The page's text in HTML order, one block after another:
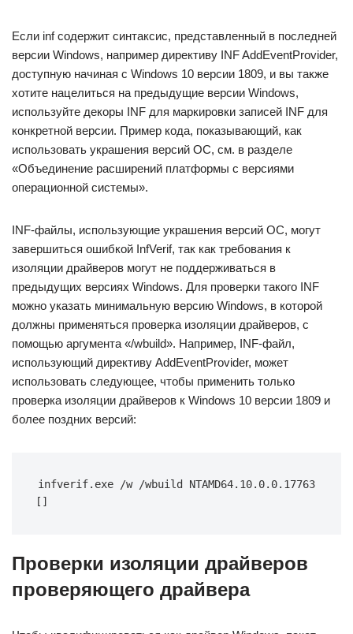
Если inf содержит синтаксис, представленный в последней
версии Windows, например директиву INF AddEventProvider,
доступную начиная с Windows 10 версии 1809, и вы также
хотите нацелиться на предыдущие версии Windows,
используйте декоры INF для маркировки записей INF для
конкретной версии. Пример кода, показывающий, как
использовать украшения версий ОС, см. в разделе
«Объединение расширений платформы с версиями
операционной системы».
INF-файлы, использующие украшения версий ОС, могут
завершиться ошибкой InfVerif, так как требования к
изоляции драйверов могут не поддерживаться в
предыдущих версиях Windows. Для проверки такого INF
можно указать минимальную версию Windows, в которой
должны применяться проверка изоляции драйверов, с
помощью аргумента «/wbuild». Например, INF-файл,
использующий директиву AddEventProvider, может
использовать следующее, чтобы применить только
проверка изоляции драйверов к Windows 10 версии 1809 и
более поздних версий:
infverif.exe /w /wbuild NTAMD64.10.0.0.17763
[]
Проверки изоляции драйверов
проверяющего драйвера